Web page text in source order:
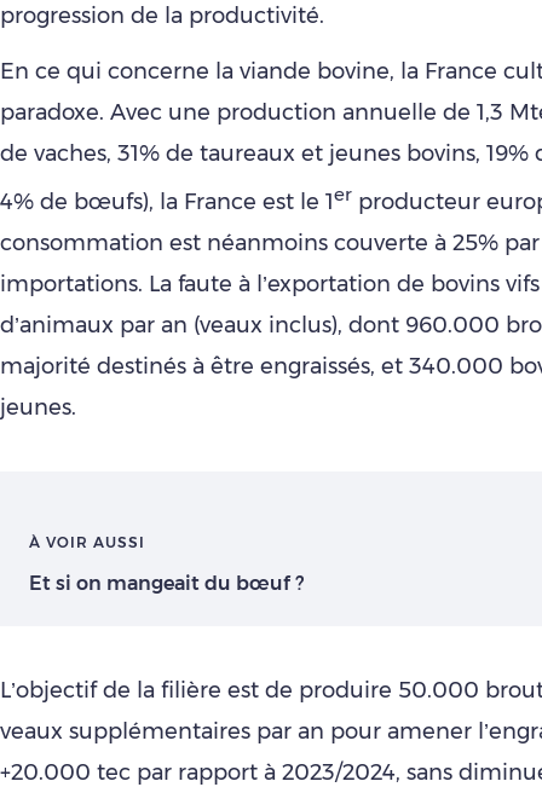
progression de la productivité.
En ce qui concerne la viande bovine, la France
paradoxe. Avec une production annuelle de 1,3
de vaches, 31% de taureaux et jeunes bovins, 19%
4% de bœufs), la France est le 1er producteur
consommation est néanmoins couverte à 25%
importations. La faute à l’exportation de bovins
d’animaux par an (veaux inclus), dont 960.000
majorité destinés à être engraissés, et 340.000
jeunes.
À VOIR AUSSI
Et si on mangeait du bœuf ?
L’objectif de la filière est de produire 50.000
veaux supplémentaires par an pour amener
+20.000 tec par rapport à 2023/2024, sans